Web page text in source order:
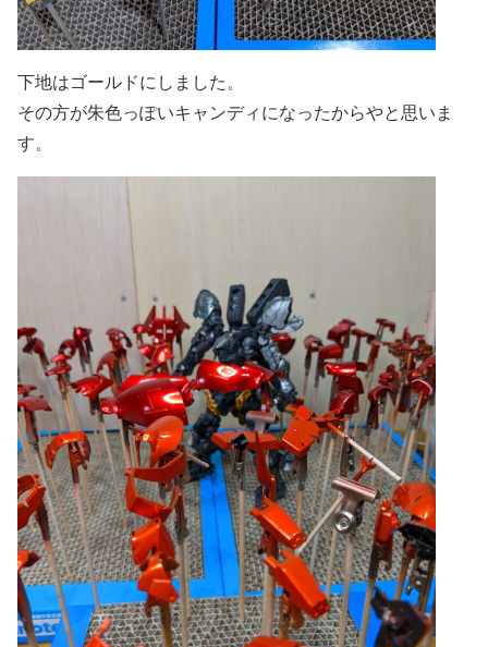
下地はゴールドにしました。
その方が朱色っぽいキャンディになったからやと思いま
す。